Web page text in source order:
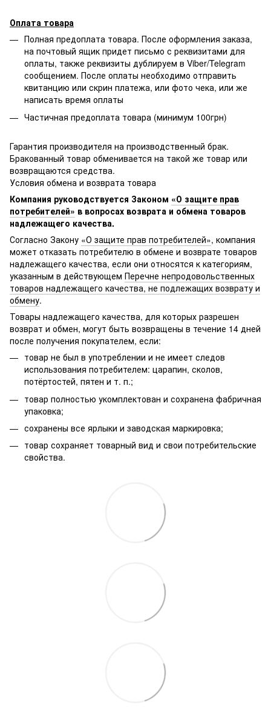
Оплата товара
Полная предоплата товара. После оформления заказа,
на почтовый ящик придет письмо с реквизитами для
оплаты, также реквизиты дублируем в Viber/Telegram
сообщением. После оплаты необходимо отправить
квитанцию или скрин платежа, или фото чека, или же
написать время оплаты
Частичная предоплата товара (минимум 100грн)
Гарантия производителя на производственный брак.
Бракованный товар обменивается на такой же товар или
возвращаются средства.
Условия обмена и возврата товара
Компания руководствуется Законом «О защите прав
потребителей» в вопросах возврата и обмена товаров
надлежащего качества.
Согласно Закону «О защите прав потребителей», компания
может отказать потребителю в обмене и возврате товаров
надлежащего качества, если они относятся к категориям,
указанным в действующем Перечне непродовольственных
товаров надлежащего качества, не подлежащих возврату и
обмену.
Товары надлежащего качества, для которых разрешен
возврат и обмен, могут быть возвращены в течение 14 дней
после получения покупателем, если:
товар не был в употреблении и не имеет следов
использования потребителем: царапин, сколов,
потёртостей, пятен и т. п.;
товар полностью укомплектован и сохранена фабричная
упаковка;
сохранены все ярлыки и заводская маркировка;
товар сохраняет товарный вид и свои потребительские
свойства.